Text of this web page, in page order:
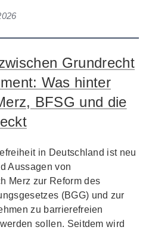
Grundrecht
Was hinter
BFSG und die
in Deutschland ist neu
Aussagen von
Merz zur Reform des
(BGG) und zur
zu barrierefreien
sollen. Seitdem wird